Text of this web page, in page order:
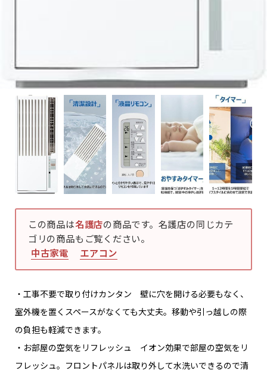
この商品は名護店の商品です。名護店の同じカテ
ゴリの商品もご覧ください。
中古家電
エアコン
・工事不要で取り付けカンタン 壁に穴を開ける必要もなく、
室外機を置くスペースがなくても大丈夫。移動や引っ越しの際
の負担も軽減できます。
・お部屋の空気をリフレッシュ イオン効果で部屋の空気をリ
フレッシュ。フロントパネルは取り外して水洗いできるので清